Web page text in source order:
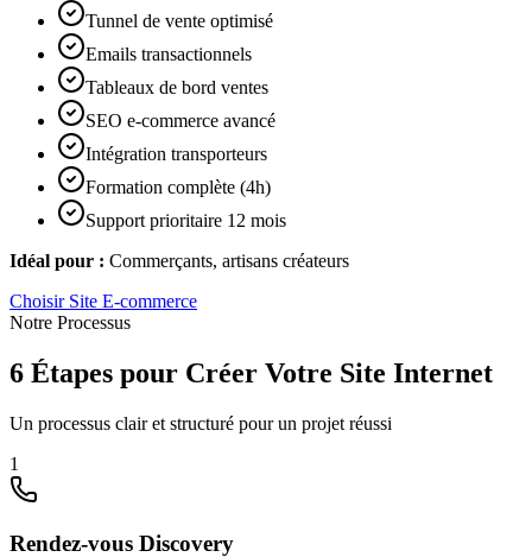
Tunnel de vente optimisé
Emails transactionnels
Tableaux de bord ventes
SEO e-commerce avancé
Intégration transporteurs
Formation complète (4h)
Support prioritaire 12 mois
Idéal pour : Commerçants, artisans créateurs
Choisir Site E-commerce
Notre Processus
6 Étapes pour Créer Votre Site Internet
Un processus clair et structuré pour un projet réussi
1
Rendez-vous Discovery